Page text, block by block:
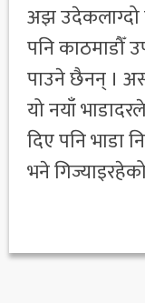
अझ उदेकलाग्दो
पनि काठमाडौँ
पाउने छैनन् ।
यो नयाँ
दिए पनि भाडा
भने